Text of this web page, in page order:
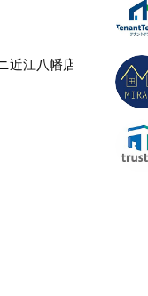
近江八幡店